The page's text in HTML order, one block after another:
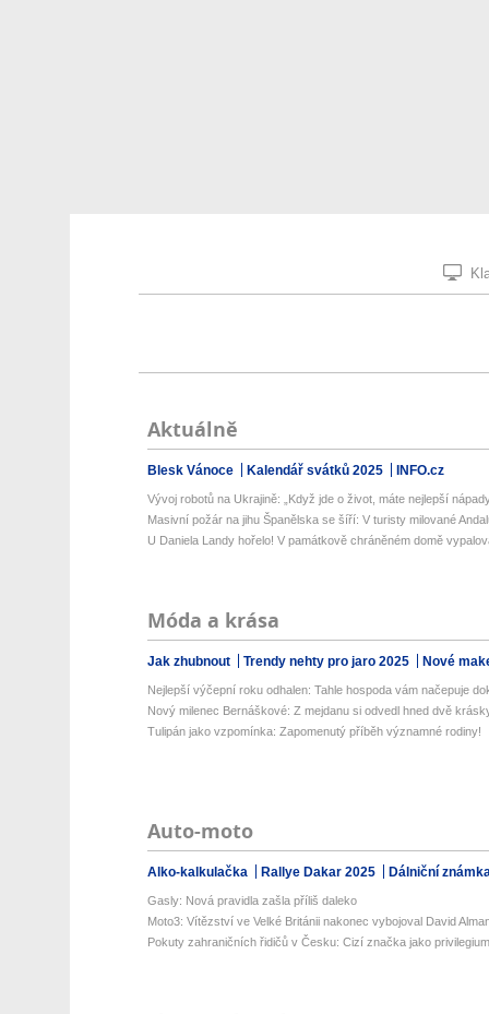
Aktuálně
Blesk Vánoce Kalendář svátků 2025 INFO.cz
Vývoj robotů na Ukrajině: „Když jde o život, máte nejlepší
Masivní požár na jihu Španělska se šíří: V turisty milované
U Daniela Landy hořelo! V památkově chráněném domě
Móda a krása
Jak zhubnout Trendy nehty pro jaro 2025 Nové
Nejlepší výčepní roku odhalen: Tahle hospoda vám načepuje
Nový milenec Bernáškové: Z mejdanu si odvedl hned dvě
Tulipán jako vzpomínka: Zapomenutý příběh významné rodiny!
Auto-moto
Alko-kalkulačka Rallye Dakar 2025 Dálniční
Gasly: Nová pravidla zašla příliš daleko
Moto3: Vítězství ve Velké Británii nakonec vybojoval David
Pokuty zahraničních řidičů v Česku: Cizí značka jako